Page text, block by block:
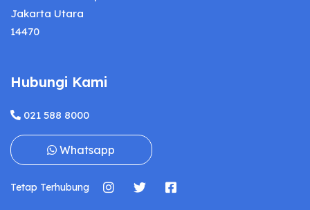
Jakarta Utara
14470
Hubungi Kami
021 588 8000
Whatsapp
Tetap Terhubung